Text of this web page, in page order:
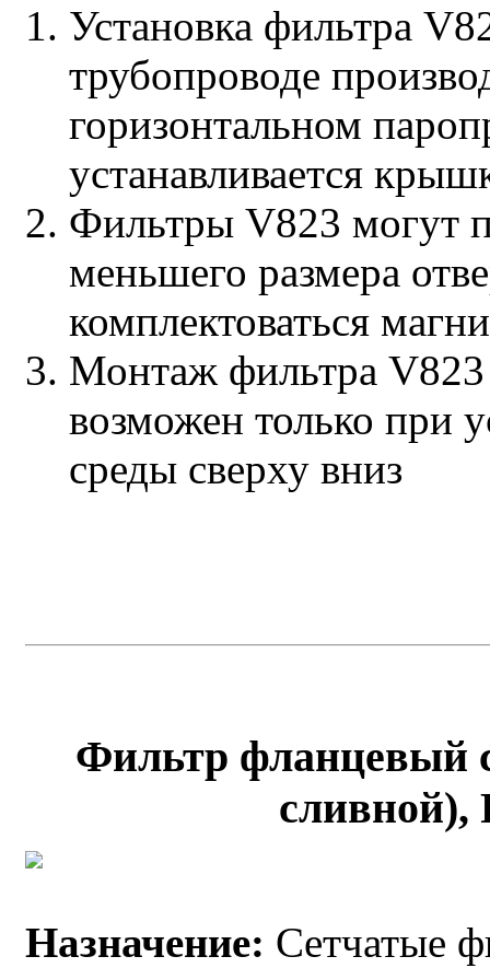
Установка фильтра
трубопроводе
горизонтальном
устанавливается
Фильтры V823 могут
меньшего размера
комплектоваться
Монтаж фильтра V823
возможен только при
среды сверху вниз
Фильтр фланцевый
сливной),
Назначение: Сетчатые